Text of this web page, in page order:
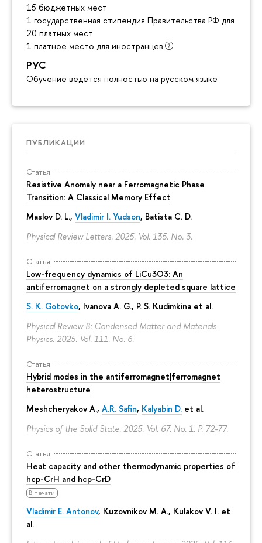
15 бюджетных мест
1 государственная стипендия Правительства РФ для
20 платных мест
1 платное место для иностранцев
РУС
Обучение ведётся полностью на русском языке
ПУБЛИКАЦИИ
Статья
Resistive Anomaly near a Ferromagnetic Phase
Transition: A Classical Memory Effect
Maslov D. L., Vladimir I. Yudson, Batista C. D.
Physical Review Letters. 2025. Vol. 135. No. 3.
Статья
Low-frequency dynamics of LiCu3⁢O3: An
antiferromagnet on a strongly depleted square lattice
S. K. Gotovko, Ivanova A. G., P. S. Kudimkina et al.
Physical Review B: Condensed Matter and Materials
Physics. 2025. Vol. 111. No. 6.
Статья
Hybrid modes in the antiferromagnet|ferromagnet
heterostructure
Meshcheryakov A., A.R. Safin, Kalyabin D. et al.
Physics of the Solid State. 2025. Vol. 67. No. 1. P. 72-77.
Статья
Heat capacity and other thermodynamic properties of
hcp-CrH and hcp-CrD
В печати
Vladimir E. Antonov, Kuzovnikov M. A., Kulakov V. I. et
al.